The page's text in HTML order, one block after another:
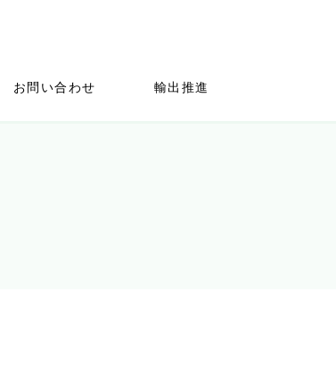
お問い合わせ 輸出推進